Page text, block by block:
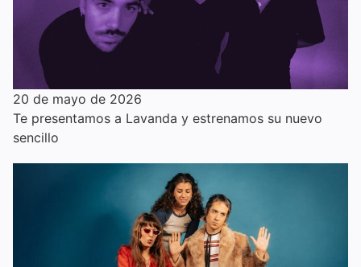
20 de mayo de 2026
Te presentamos a Lavanda y estrenamos su nuevo
sencillo